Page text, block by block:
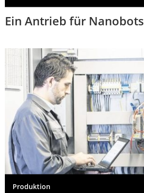
Ein Antrieb für Nanobots
Produktion